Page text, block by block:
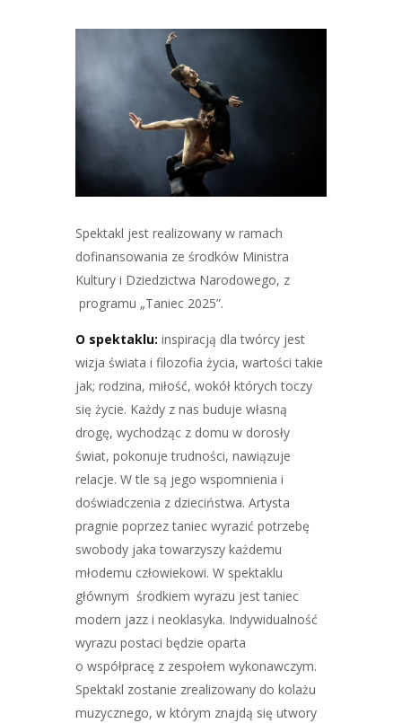
Spektakl jest realizowany w ramach
dofinansowania ze środków Ministra
Kultury i Dziedzictwa Narodowego, z
programu „Taniec 2025”.
O spektaklu: inspiracją dla twórcy jest
wizja świata i filozofia życia, wartości takie
jak; rodzina, miłość, wokół których toczy
się życie. Każdy z nas buduje własną
drogę, wychodząc z domu w dorosły
świat, pokonuje trudności, nawiązuje
relacje. W tle są jego wspomnienia i
doświadczenia z dzieciństwa. Artysta
pragnie poprzez taniec wyrazić potrzebę
swobody jaka towarzyszy każdemu
młodemu człowiekowi. W spektaklu
głównym środkiem wyrazu jest taniec
modern jazz i neoklasyka. Indywidualność
wyrazu postaci będzie oparta
o współpracę z zespołem wykonawczym.
Spektakl zostanie zrealizowany do kolażu
muzycznego, w którym znajdą się utwory